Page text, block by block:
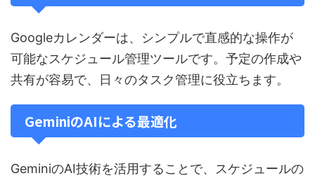
Googleカレンダーは、シンプルで直感的な操作が
可能なスケジュール管理ツールです。予定の作成や
共有が容易で、日々のタスク管理に役立ちます。
GeminiのAIによる最適化
GeminiのAI技術を活用することで、スケジュールの